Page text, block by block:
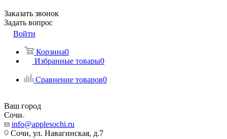
Заказать звонок
Задать вопрос
Войти
Корзина0
Избранные товары0
Сравнение товаров0
Ваш город
Сочи
info@applesochi.ru
Сочи, ул. Навагинская, д.7